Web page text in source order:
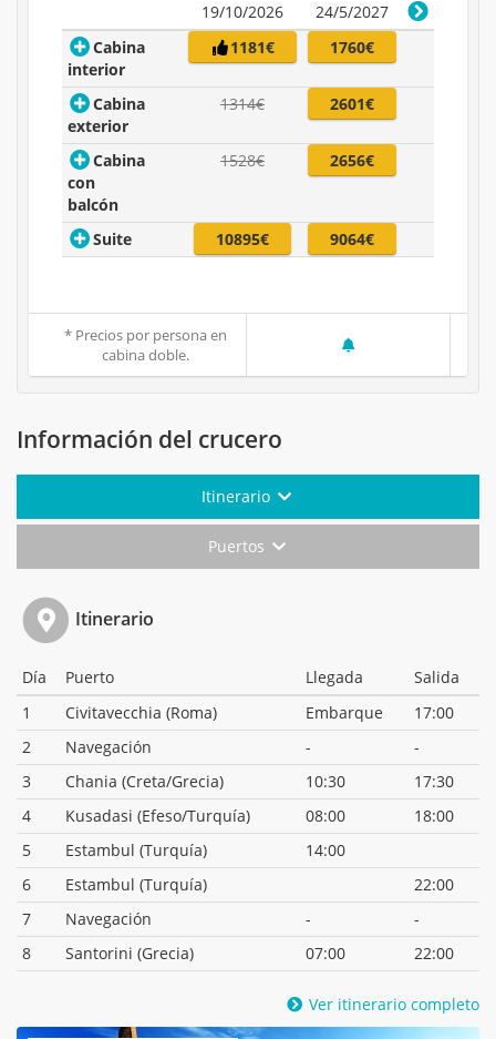
19/10/2026
24/5/2027
Cabina
interior
1181€ 1760€
Cabina
exterior
1314€ 2601€
Cabina
con
balcón
1528€ 2656€
Suite 10895€ 9064€
* Precios por persona en
cabina doble.
Información del crucero
Itinerario
Puertos
Itinerario
Día Puerto Llegada
Salida
1
Civitavecchia (Roma) Embarque
17:00
2
Navegación -
-
3
Chania (Creta/Grecia) 10:30
17:30
4
Kusadasi (Efeso/Turquía) 08:00
18:00
5
Estambul (Turquía)
14:00
6
Estambul (Turquía)
22:00
7
Navegación -
-
8
Santorini (Grecia) 07:00 22:00
Ver itinerario completo